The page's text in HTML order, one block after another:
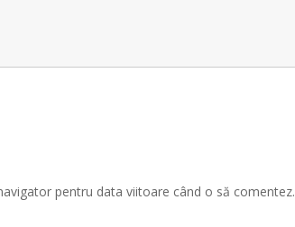
pentru data viitoare când o să comentez.